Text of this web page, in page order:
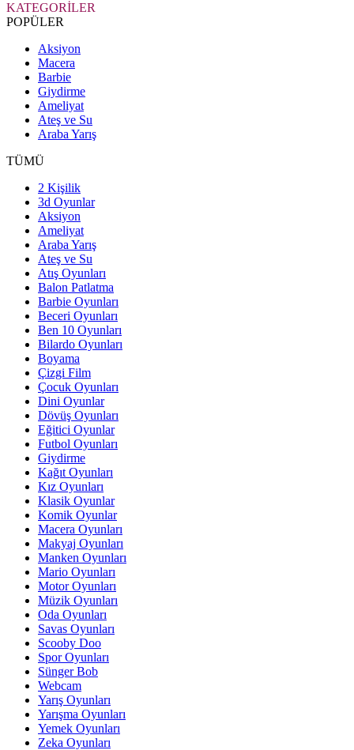
KATEGORİLER
POPÜLER
Aksiyon
Macera
Barbie
Giydirme
Ameliyat
Ateş ve Su
Araba Yarış
TÜMÜ
2 Kişilik
3d Oyunlar
Aksiyon
Ameliyat
Araba Yarış
Ateş ve Su
Atış Oyunları
Balon Patlatma
Barbie Oyunları
Beceri Oyunları
Ben 10 Oyunları
Bilardo Oyunları
Boyama
Çizgi Film
Çocuk Oyunları
Dini Oyunlar
Dövüş Oyunları
Eğitici Oyunlar
Futbol Oyunları
Giydirme
Kağıt Oyunları
Kız Oyunları
Klasik Oyunlar
Komik Oyunlar
Macera Oyunları
Makyaj Oyunları
Manken Oyunları
Mario Oyunları
Motor Oyunları
Müzik Oyunları
Oda Oyunları
Savas Oyunları
Scooby Doo
Spor Oyunları
Sünger Bob
Webcam
Yarış Oyunları
Yarışma Oyunları
Yemek Oyunları
Zeka Oyunları